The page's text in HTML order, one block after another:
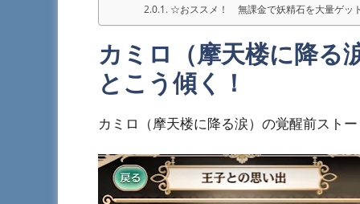
☆おススメ！ 無課金で妖精石を大量ゲッ
カミロ（摩天楼に降る
とこう傾く！
カミロ（摩天楼に降る涙）の覚醒前スト